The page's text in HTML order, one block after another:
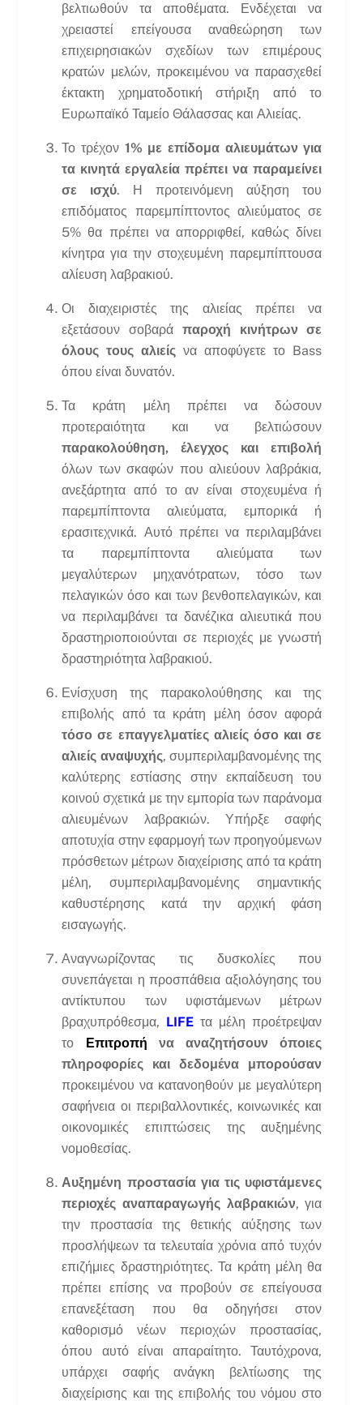
βελτιωθούν τα αποθέματα. Ενδέχεται να
χρειαστεί επείγουσα αναθεώρηση των
επιχειρησιακών σχεδίων των επιμέρους
κρατών μελών, προκειμένου να παρασχεθεί
έκτακτη χρηματοδοτική στήριξη από το
Ευρωπαϊκό Ταμείο Θάλασσας και Αλιείας.
Το τρέχον 1% με επίδομα αλιευμάτων για
τα κινητά εργαλεία πρέπει να παραμείνει
σε ισχύ. Η προτεινόμενη αύξηση του
επιδόματος παρεμπίπτοντος αλιεύματος σε
5% θα πρέπει να απορριφθεί, καθώς δίνει
κίνητρα για την στοχευμένη παρεμπίπτουσα
αλίευση λαβρακιού.
Οι διαχειριστές της αλιείας πρέπει να
εξετάσουν σοβαρά παροχή κινήτρων σε
όλους τους αλιείς να αποφύγετε το Bass
όπου είναι δυνατόν.
Τα κράτη μέλη πρέπει να δώσουν
προτεραιότητα και να βελτιώσουν
παρακολούθηση, έλεγχος και επιβολή
όλων των σκαφών που αλιεύουν λαβράκια,
ανεξάρτητα από το αν είναι στοχευμένα ή
παρεμπίπτοντα αλιεύματα, εμπορικά ή
ερασιτεχνικά. Αυτό πρέπει να περιλαμβάνει
τα παρεμπίπτοντα αλιεύματα των
μεγαλύτερων μηχανότρατων, τόσο των
πελαγικών όσο και των βενθοπελαγικών, και
να περιλαμβάνει τα δανέζικα αλιευτικά που
δραστηριοποιούνται σε περιοχές με γνωστή
δραστηριότητα λαβρακιού.
Ενίσχυση της παρακολούθησης και της
επιβολής από τα κράτη μέλη όσον αφορά
τόσο σε επαγγελματίες αλιείς όσο και σε
αλιείς αναψυχής, συμπεριλαμβανομένης της
καλύτερης εστίασης στην εκπαίδευση του
κοινού σχετικά με την εμπορία των παράνομα
αλιευμένων λαβρακιών. Υπήρξε σαφής
αποτυχία στην εφαρμογή των προηγούμενων
πρόσθετων μέτρων διαχείρισης από τα κράτη
μέλη, συμπεριλαμβανομένης σημαντικής
καθυστέρησης κατά την αρχική φάση
εισαγωγής.
Αναγνωρίζοντας τις δυσκολίες που
συνεπάγεται η προσπάθεια αξιολόγησης του
αντίκτυπου των υφιστάμενων μέτρων
βραχυπρόθεσμα, LIFEτα μέλη προέτρεψαν
το Επιτροπή να αναζητήσουν όποιες
πληροφορίες και δεδομένα μπορούσαν
προκειμένου να κατανοηθούν με μεγαλύτερη
σαφήνεια οι περιβαλλοντικές, κοινωνικές και
οικονομικές επιπτώσεις της αυξημένης
νομοθεσίας.
Αυξημένη προστασία για τις υφιστάμενες
περιοχές αναπαραγωγής λαβρακιών, για
την προστασία της θετικής αύξησης των
προσλήψεων τα τελευταία χρόνια από τυχόν
επιζήμιες δραστηριότητες. Τα κράτη μέλη θα
πρέπει επίσης να προβούν σε επείγουσα
επανεξέταση που θα οδηγήσει στον
καθορισμό νέων περιοχών προστασίας,
όπου αυτό είναι απαραίτητο. Ταυτόχρονα,
υπάρχει σαφής ανάγκη βελτίωσης της
διαχείρισης και της επιβολής του νόμου στο